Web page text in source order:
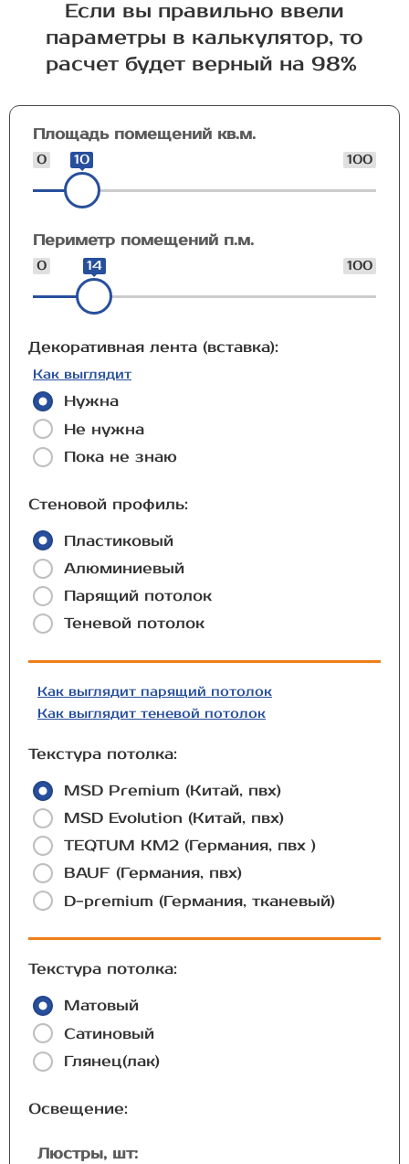
Если вы правильно ввели
параметры в калькулятор, то
расчет будет верный на 98%
Площадь помещений кв.м.
0 100
10
Периметр помещений п.м.
0 100
14
Декоративная лента (вставка):
Как выглядит
Нужна
Не нужна
Пока не знаю
Стеновой профиль:
Пластиковый
Алюминиевый
Парящий потолок
Теневой потолок
Как выглядит парящий потолок
Как выглядит теневой потолок
Текстура потолка:
MSD Premium (Китай, пвх)
MSD Evolution (Китай, пвх)
TEQTUM КМ2 (Германия, пвх )
BAUF (Германия, пвх)
D-premium (Германия, тканевый)
Текстура потолка:
Матовый
Сатиновый
Глянец(лак)
Освещение:
Люстры, шт: